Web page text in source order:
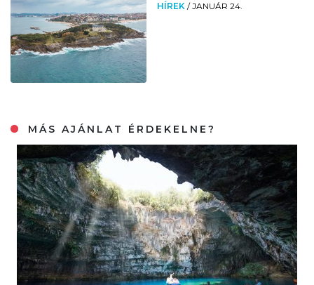
HÍREK /JANUÁR 24.
MÁS AJÁNLAT ÉRDEKELNE?